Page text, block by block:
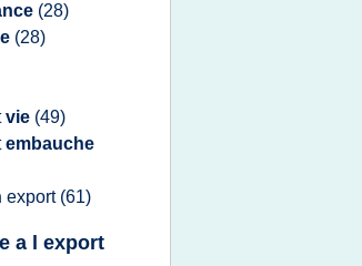
(28)
(28)
vie (49)
embauche
export (61)
a l export